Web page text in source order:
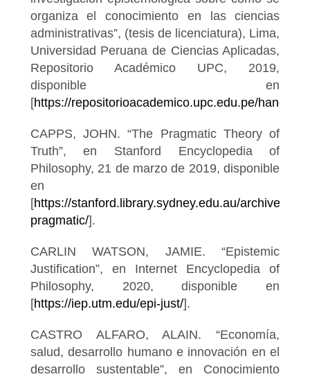
organiza el conocimiento en las ciencias
administrativas”, (tesis de licenciatura), Lima,
Universidad Peruana de Ciencias Aplicadas,
Repositorio Académico UPC, 2019,
disponible en
[https://repositorioacademico.upc.edu.pe/handle/
CAPPS, JOHN. “The Pragmatic Theory of
Truth”, en Stanford Encyclopedia of
Philosophy, 21 de marzo de 2019, disponible
en
[https://stanford.library.sydney.edu.au/archives/
pragmatic/].
CARLIN WATSON, JAMIE. “Epistemic
Justification”, en Internet Encyclopedia of
Philosophy, 2020, disponible en
[https://iep.utm.edu/epi-just/].
CASTRO ALFARO, ALAIN. “Economía,
salud, desarrollo humano e innovación en el
desarrollo sustentable”, en Conocimiento